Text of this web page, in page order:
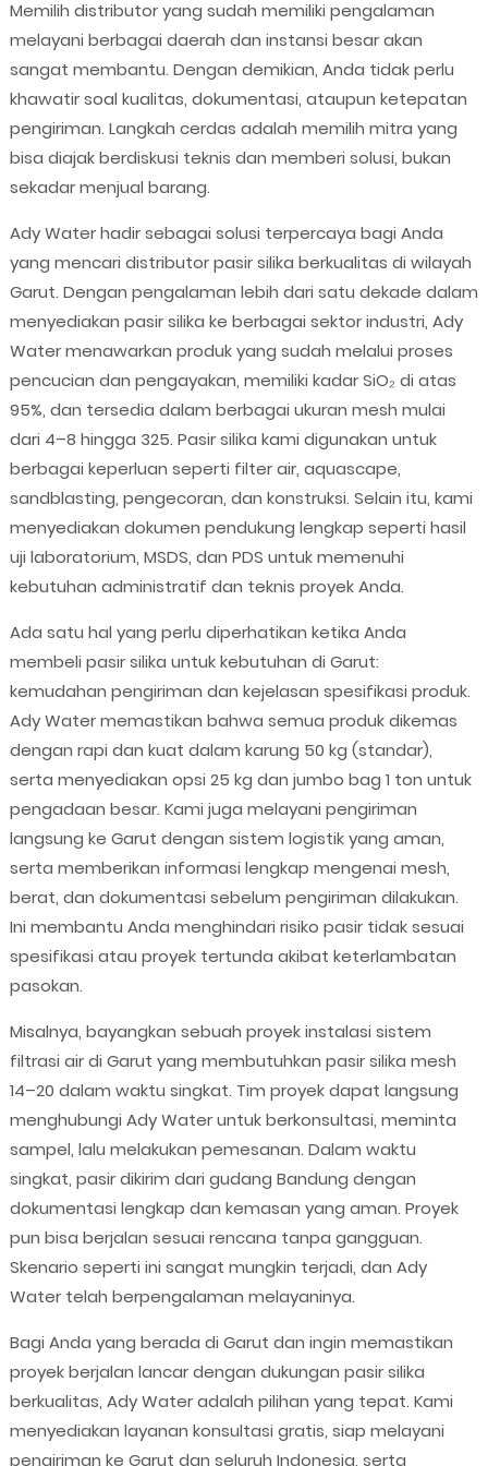
Memilih distributor yang sudah memiliki pengalaman
melayani berbagai daerah dan instansi besar akan
sangat membantu. Dengan demikian, Anda tidak perlu
khawatir soal kualitas, dokumentasi, ataupun ketepatan
pengiriman. Langkah cerdas adalah memilih mitra yang
bisa diajak berdiskusi teknis dan memberi solusi, bukan
sekadar menjual barang.
Ady Water hadir sebagai solusi terpercaya bagi Anda
yang mencari distributor pasir silika berkualitas di wilayah
Garut. Dengan pengalaman lebih dari satu dekade dalam
menyediakan pasir silika ke berbagai sektor industri, Ady
Water menawarkan produk yang sudah melalui proses
pencucian dan pengayakan, memiliki kadar SiO₂ di atas
95%, dan tersedia dalam berbagai ukuran mesh mulai
dari 4–8 hingga 325. Pasir silika kami digunakan untuk
berbagai keperluan seperti filter air, aquascape,
sandblasting, pengecoran, dan konstruksi. Selain itu, kami
menyediakan dokumen pendukung lengkap seperti hasil
uji laboratorium, MSDS, dan PDS untuk memenuhi
kebutuhan administratif dan teknis proyek Anda.
Ada satu hal yang perlu diperhatikan ketika Anda
membeli pasir silika untuk kebutuhan di Garut:
kemudahan pengiriman dan kejelasan spesifikasi produk.
Ady Water memastikan bahwa semua produk dikemas
dengan rapi dan kuat dalam karung 50 kg (standar),
serta menyediakan opsi 25 kg dan jumbo bag 1 ton untuk
pengadaan besar. Kami juga melayani pengiriman
langsung ke Garut dengan sistem logistik yang aman,
serta memberikan informasi lengkap mengenai mesh,
berat, dan dokumentasi sebelum pengiriman dilakukan.
Ini membantu Anda menghindari risiko pasir tidak sesuai
spesifikasi atau proyek tertunda akibat keterlambatan
pasokan.
Misalnya, bayangkan sebuah proyek instalasi sistem
filtrasi air di Garut yang membutuhkan pasir silika mesh
14–20 dalam waktu singkat. Tim proyek dapat langsung
menghubungi Ady Water untuk berkonsultasi, meminta
sampel, lalu melakukan pemesanan. Dalam waktu
singkat, pasir dikirim dari gudang Bandung dengan
dokumentasi lengkap dan kemasan yang aman. Proyek
pun bisa berjalan sesuai rencana tanpa gangguan.
Skenario seperti ini sangat mungkin terjadi, dan Ady
Water telah berpengalaman melayaninya.
Bagi Anda yang berada di Garut dan ingin memastikan
proyek berjalan lancar dengan dukungan pasir silika
berkualitas, Ady Water adalah pilihan yang tepat. Kami
menyediakan layanan konsultasi gratis, siap melayani
pengiriman ke Garut dan seluruh Indonesia, serta